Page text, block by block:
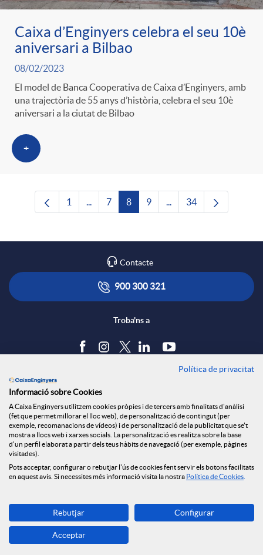
Caixa d’Enginyers celebra el seu 10è
aniversari a Bilbao
08/02/2023
El model de Banca Cooperativa de Caixa d’Enginyers, amb
una trajectòria de 55 anys d’història, celebra el seu 10è
aniversari a la ciutat de Bilbao
+
Pàgina
1 ...Pàgines intermèdies Utilitzeu TAB per
Pàgina
7 Pàgina
8 Pàgina
9 ...Pàgines intermèdies
Pàgina
34
Contacte
900 300 321
Troba'ns a
Política de cookies
Avís legal
Seguretat Online
Canal denúncies
Descarrega-la ara
Banca MOBILE
© Grup Caixa Enginyers 2026
Política de privacitat
Informació sobre Cookies
A Caixa Enginyers utilitzem cookies pròpies i de tercers amb finalitats d'anàlisi
(fet que permet millorar el lloc web), de personalització de contingut (per
exemple, recomanacions de vídeos) i de personalització de la publicitat que se't
mostra a llocs web i xarxes socials. La personalització es realitza sobre la base
d'un perfil elaborat a partir dels teus hàbits de navegació (per exemple, pàgines
visitades).
Pots acceptar, configurar o rebutjar l'ús de cookies fent servir els botons facilitats
en aquest avís. Si necessites més informació visita la nostra Política de Cookies
Rebutjar Configurar
Acceptar